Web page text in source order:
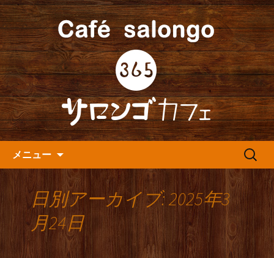
人形町の『365(サロンゴ)カフ
ェ』よりお知らせ
人形町の音楽カフェ『365カフェ』より
最新情報をお届けします。
メニュー
検
日別アーカイブ: 2025年3
月24日